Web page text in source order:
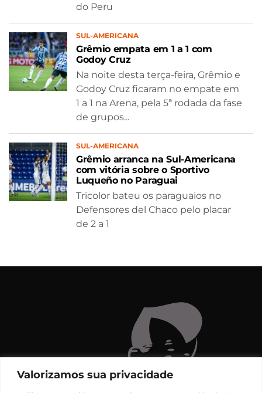
Valorizamos sua privacidade
do Peru
SUL-AMERICANA
Grêmio empata em 1 a 1 com
Godoy Cruz
Na noite desta terça-feira, Grêmio e
Godoy Cruz ficaram no empate em
1 a 1 na Arena, pela 5ª rodada da fase
de grupos...
SUL-AMERICANA
Grêmio arranca na Sul-Americana
com vitória sobre o Sportivo
Luqueño no Paraguai
Tricolor bateu os paraguaios no
Defensores del Chaco pelo placar
de 2 a 1